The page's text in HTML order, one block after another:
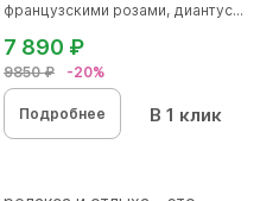
французскими розами, диантус...
9850 ₽ -20%
7 890 ₽
Подробнее В 1 клик